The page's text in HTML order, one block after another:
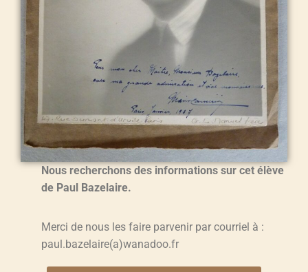
Nous recherchons des informations sur cet élève
de Paul Bazelaire.
Merci de nous les faire parvenir par courriel à :
paul.bazelaire(a)wanadoo.fr